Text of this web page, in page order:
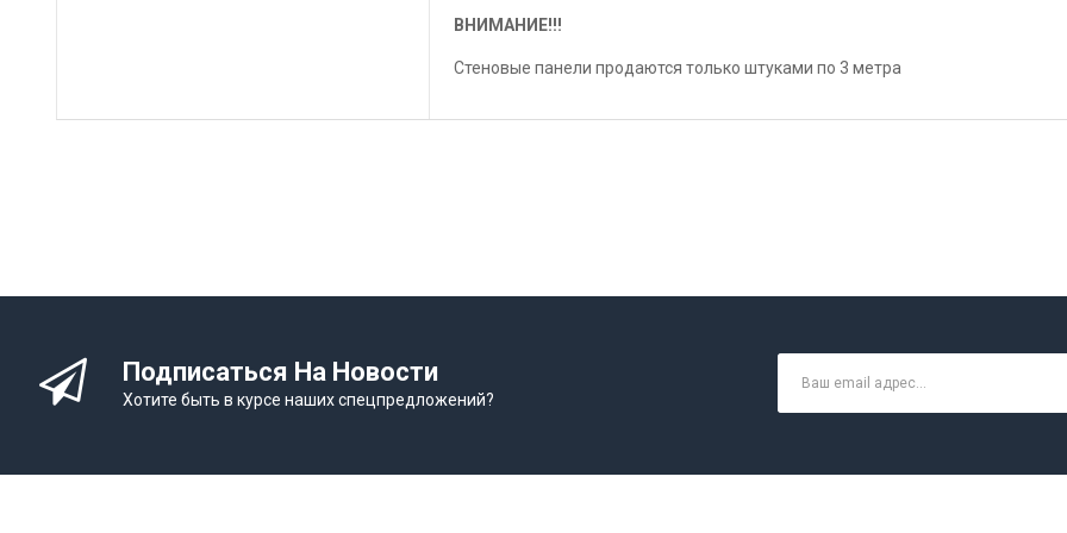
ВНИМАНИЕ!!!
Стеновые панели продаются только штуками по 3 метра
Подписаться На Новости
Хотите быть в курсе наших спецпредложений?